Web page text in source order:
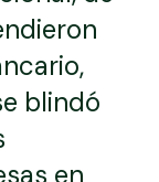
blindó
en